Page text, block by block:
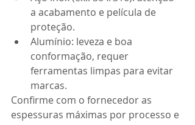
a acabamento e película de
proteção.
Alumínio: leveza e boa
conformação, requer
ferramentas limpas para evitar
marcas.
Confirme com o fornecedor as
espessuras máximas por processo e